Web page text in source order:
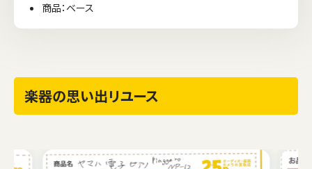
商品：ベース
楽器の思い出リユース